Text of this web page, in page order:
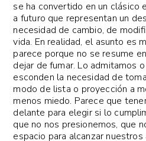
se ha convertido en un
a futuro que representan un
necesidad de cambio, de
vida. En realidad, el asunto es
parece porque no se resume
dejar de fumar. Lo admitamos
esconden la necesidad de
modo de lista o proyección a
menos miedo. Parece que
delante para elegir si lo
que no nos presionemos, que
espacio para alcanzar nuestros